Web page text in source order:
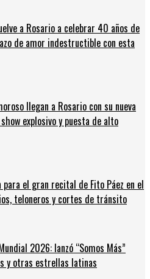
a Rosario a celebrar 40 años de
de amor indestructible con esta
llegan a Rosario con su nueva
explosivo y puesta de alto
para el gran recital de Fito Páez en el
teloneros y cortes de tránsito
2026: lanzó “Somos Más”
y otras estrellas latinas